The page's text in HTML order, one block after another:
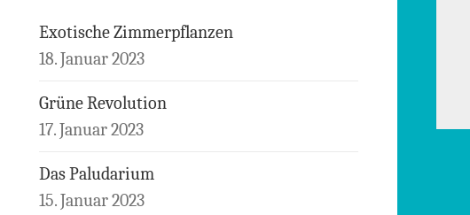
Exotische Zimmerpflanzen
18. Januar 2023
Grüne Revolution
17. Januar 2023
Das Paludarium
15. Januar 2023